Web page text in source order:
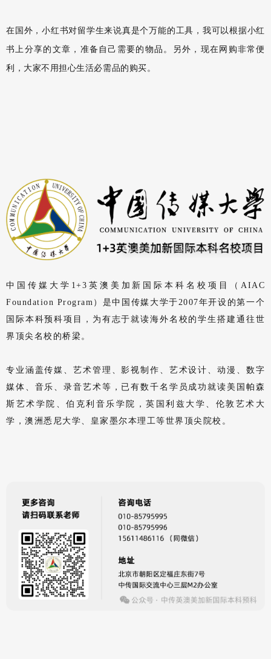
在国外，小红书对留学生来说真是个万能的工具，我可以根据小红
书上分享的文章，准备自己需要的物品。另外，现在网购非常便
利，大家不用担心生活必需品的购买。
中国传媒大学1+3英澳美加新国际本科名校项目（AIAC
Foundation Program）是中国传媒大学于2007年开设的第一个
国际本科预科项目，为有志于就读海外名校的学生搭建通往世
界顶尖名校的桥梁。
专业涵盖传媒、艺术管理、影视制作、艺术设计、动漫、数字
媒体、音乐、录音艺术等，已有数千名学员成功就读美国帕森
斯艺术学院、伯克利音乐学院，英国利兹大学、伦敦艺术大
学，澳洲悉尼大学、皇家墨尔本理工等世界顶尖院校。